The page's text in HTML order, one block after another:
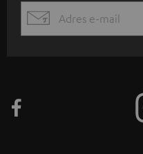
s
ę
EMAIL